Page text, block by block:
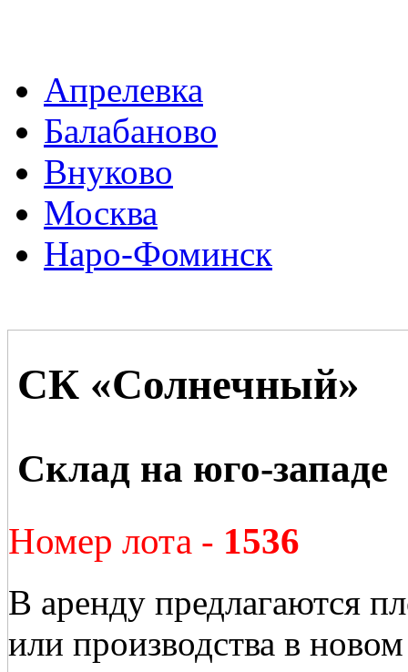
Апрелевка
Балабаново
Внуково
Москва
Наро-Фоминск
СК «Солнечный»
Склад на юго-западе
Номер лота - 1536
В аренду предлагаются
или производства в